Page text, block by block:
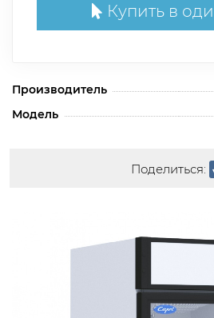
Купить в
Производитель
Модель
Поделиться: